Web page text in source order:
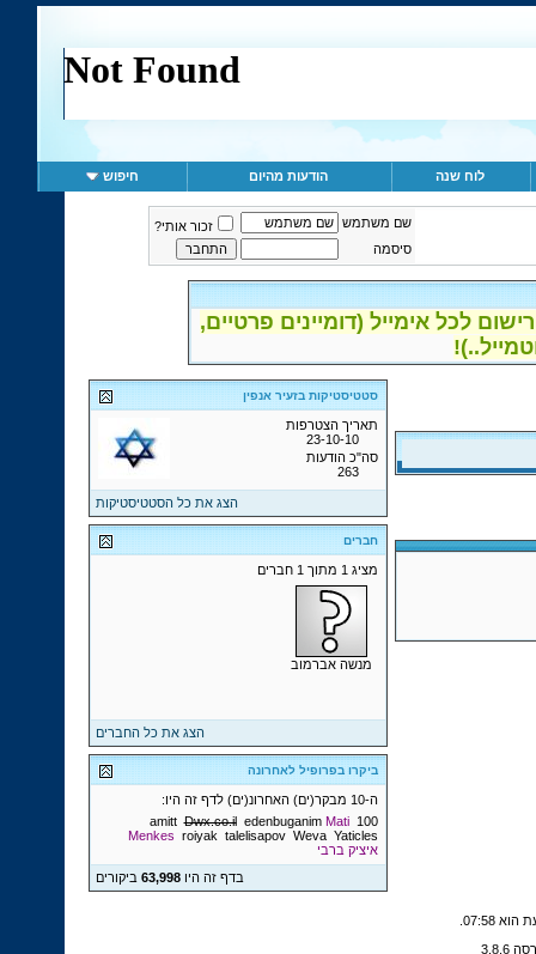
לוח שנה הודעות מהיום חיפוש
שם משתמש
זכור אותי?
סיסמה
לכל אימייל (דומיינים פרטיים,
סטטיסטיקות בזעיר אנפין
תאריך הצטרפות
23-10-10
סה"כ הודעות
263
הצג את כל הסטטיסטיקות
חברים
מציג 1 מתוך 1 חברים
מנשה אברמוב
הצג את כל החברים
ביקרו בפרופיל לאחרונה
ה-10 מבקר(ים) האחרונ(ים) לדף זה היו:
100
amitt Dwx.co.il edenbuganim Mati
Menkes roiyak talelisapov Weva Yaticles
איציק ברבי
בדף זה היו63,998 ביקורים
07:58